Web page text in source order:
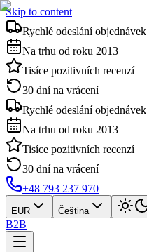
Skip to content
Rychlé odeslání objednávek
Na trhu od roku 2013
Tisíce pozitivních recenzí
30 dní na vrácení
Rychlé odeslání objednávek
Na trhu od roku 2013
Tisíce pozitivních recenzí
30 dní na vrácení
+48 793 237 970
EUR Čeština
B2B